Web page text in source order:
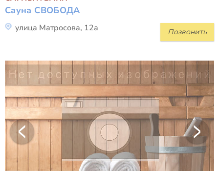
Сауна СВОБОДА
Позвонить
улица Матросова, 12а